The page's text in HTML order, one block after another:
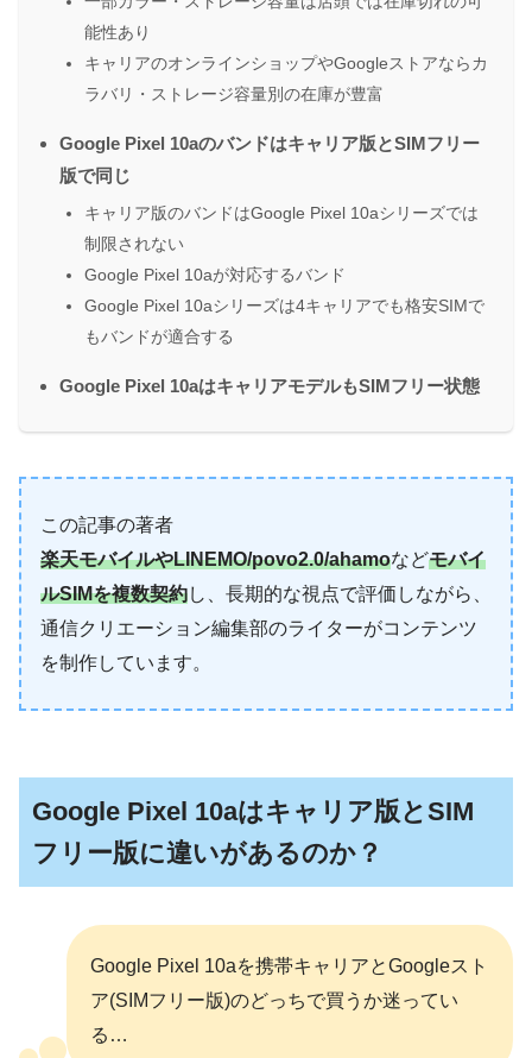
能性あり
キャリアのオンラインショップやGoogleストアならカ
ラバリ・ストレージ容量別の在庫が豊富
Google Pixel 10aのバンドはキャリア版とSIMフリー
版で同じ
キャリア版のバンドはGoogle Pixel 10aシリーズでは
制限されない
Google Pixel 10aが対応するバンド
Google Pixel 10aシリーズは4キャリアでも格安SIMで
もバンドが適合する
Google Pixel 10aはキャリアモデルもSIMフリー状態
この記事の著者
楽天モバイルやLINEMO/povo2.0/ahamoなどモバイ
ルSIMを複数契約し、長期的な視点で評価しながら、
通信クリエーション編集部のライターがコンテンツ
を制作しています。
Google Pixel 10aはキャリア版とSIM
フリー版に違いがあるのか？
Google Pixel 10aを携帯キャリアとGoogleスト
ア(SIMフリー版)のどっちで買うか迷ってい
る…